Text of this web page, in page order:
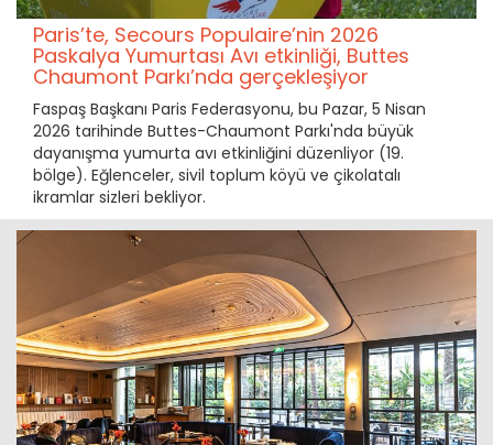
Paris’te, Secours Populaire’nin 2026
Paskalya Yumurtası Avı etkinliği, Buttes
Chaumont Parkı’nda gerçekleşiyor
Faspaş Başkanı Paris Federasyonu, bu Pazar, 5 Nisan
2026 tarihinde Buttes-Chaumont Parkı'nda büyük
dayanışma yumurta avı etkinliğini düzenliyor (19.
bölge). Eğlenceler, sivil toplum köyü ve çikolatalı
ikramlar sizleri bekliyor.